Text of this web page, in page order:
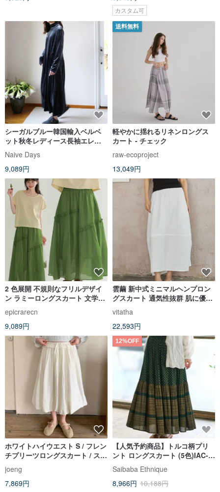
カスタム可
シーガルブルー韓国輸入ベルベ
ット秋冬レディース長袖エレガ
ントハイウエストドレス
Naive Days
9,089円
送料無料
軽やかに揺れるリネンロングス
カート - チェック
raw-ecoproject
13,049円
2 色展開 不規則なフリルデザイ
ン ラミーロングスカート 文学的
なパッチワーク風 ハイウエスト
ゴムウエストスカート
epicrarecn
9,089円
雲繭 新中式ミニマルヘンプロン
グスカート 通気性抜群 肌に優し
い無地カーブコクーンスカート
vitatha
22,593円
ホワイトハイウエスト S / フレン
チプリーツロングスカート / スタ
イルアップ M スカート
joeng
7,869円
12%OFF
【人気予約商品】トルコ柄プリ
ント ロングスカート (5色)IAC-
4129
Saibaba Ethnique
8,966円 10,188円